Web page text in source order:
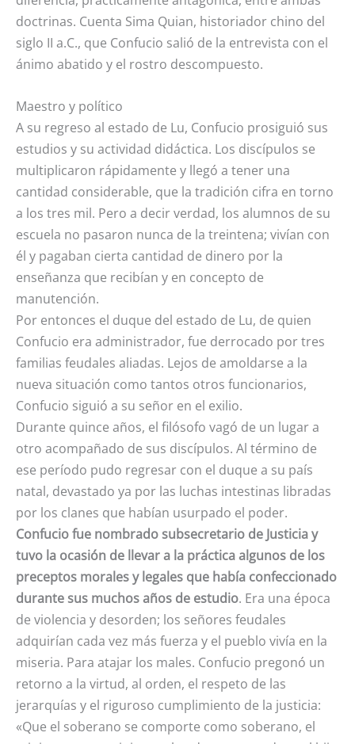
doctrinas. Cuenta Sima Quian, historiador chino del
siglo II a.C., que Confucio salió de la entrevista con el
ánimo abatido y el rostro descompuesto.
Maestro y político
A su regreso al estado de Lu, Confucio prosiguió sus
estudios y su actividad didáctica. Los discípulos se
multiplicaron rápidamente y llegó a tener una
cantidad considerable, que la tradición cifra en torno
a los tres mil. Pero a decir verdad, los alumnos de su
escuela no pasaron nunca de la treintena; vivían con
él y pagaban cierta cantidad de dinero por la
enseñanza que recibían y en concepto de
manutención.
Por entonces el duque del estado de Lu, de quien
Confucio era administrador, fue derrocado por tres
familias feudales aliadas. Lejos de amoldarse a la
nueva situación como tantos otros funcionarios,
Confucio siguió a su señor en el exilio.
Durante quince años, el filósofo vagó de un lugar a
otro acompañado de sus discípulos. Al término de
ese período pudo regresar con el duque a su país
natal, devastado ya por las luchas intestinas libradas
por los clanes que habían usurpado el poder.
Confucio fue nombrado subsecretario de Justicia y
tuvo la ocasión de llevar a la práctica algunos de los
preceptos morales y legales que había confeccionado
durante sus muchos años de estudio. Era una época
de violencia y desorden; los señores feudales
adquirían cada vez más fuerza y el pueblo vivía en la
miseria. Para atajar los males. Confucio pregonó un
retorno a la virtud, al orden, el respeto de las
jerarquías y el riguroso cumplimiento de la justicia:
«Que el soberano se comporte como soberano, el